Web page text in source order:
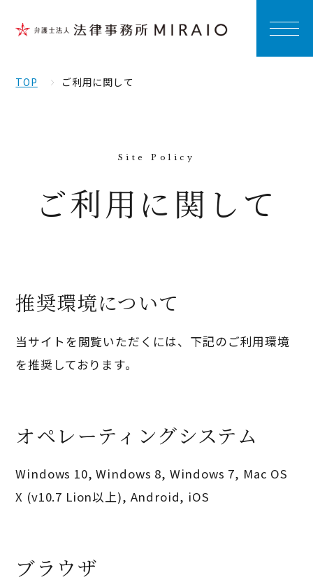
TOP ご利用に関して
ご利用に関して
推奨環境について
当サイトを閲覧いただくには、下記のご利用環境
を推奨しております。
オペレーティングシステム
Windows 10, Windows 8, Windows 7, Mac OS
X (v10.7 Lion以上), Android, iOS
ブラウザ